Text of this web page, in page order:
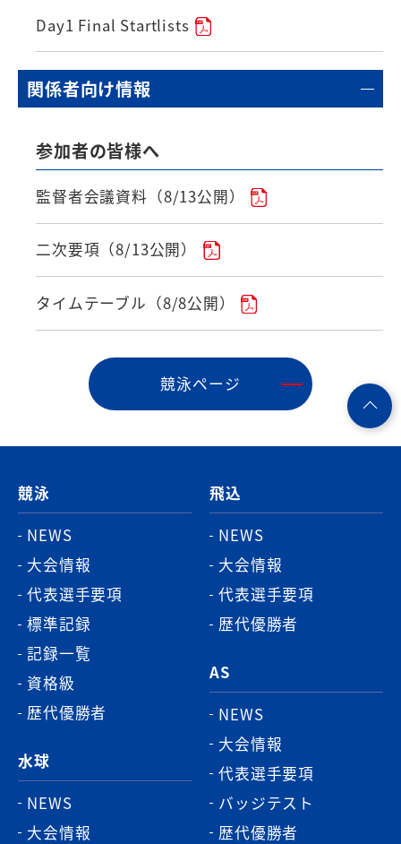
Day1 Final Startlists
関係者向け情報
参加者の皆様へ
監督者会議資料（8/13公開）
二次要項（8/13公開）
タイムテーブル（8/8公開）
競泳ページ
競泳
NEWS
大会情報
代表選手要項
標準記録
記録一覧
資格級
歴代優勝者
水球
NEWS
大会情報
飛込
NEWS
大会情報
代表選手要項
歴代優勝者
AS
NEWS
大会情報
代表選手要項
バッジテスト
歴代優勝者